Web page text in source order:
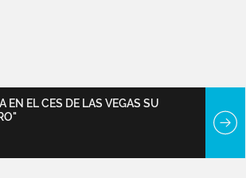
EN EL CES DE LAS VEGAS SU